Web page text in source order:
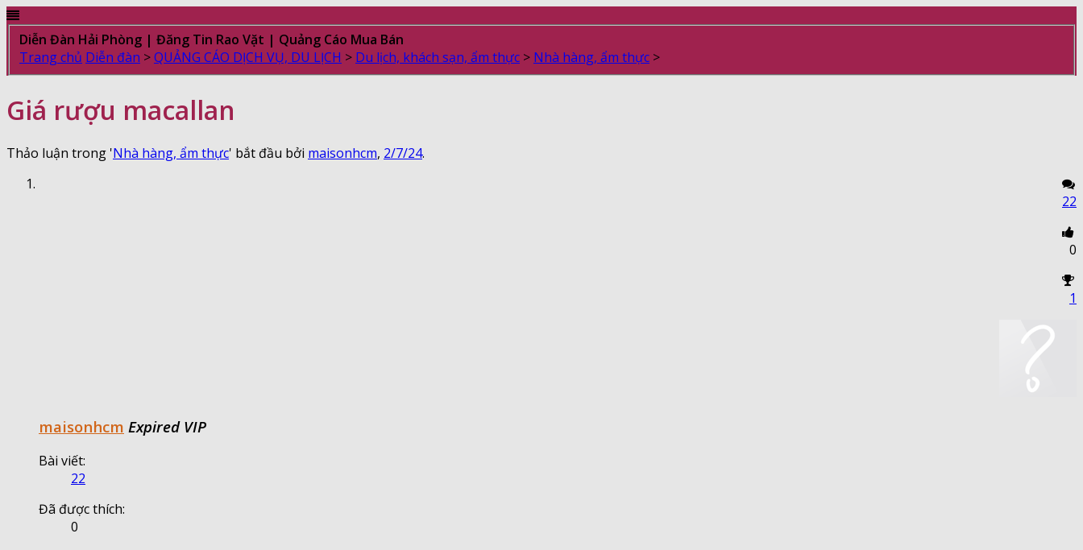
Diễn Đàn Hải Phòng | Đăng Tin Rao Vặt | Quảng Cáo Mua Bán
Trang chủ Diễn đàn >QUẢNG CÁO DỊCH VỤ, DU LỊCH > Du lịch, khách sạn, ẩm thực > Nhà hàng, ẩm thực >
Giá rượu macallan
Thảo luận trong 'Nhà hàng, ẩm thực' bắt đầu bởi maisonhcm, 2/7/24.
22
0
1
maisonhcm Expired VIP
Bài viết:
22
Đã được thích:
0